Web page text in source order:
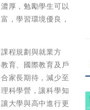
厚，勉勵學生可以
，學習環境優良，
程規劃與就業方
育、國際教育及戶
家長期待，減少至
科學營，讓科學知
大學與高中進行更